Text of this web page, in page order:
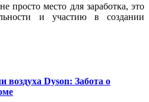
просто место для заработка, это
и участию в создании
воздуха Dyson: Забота о